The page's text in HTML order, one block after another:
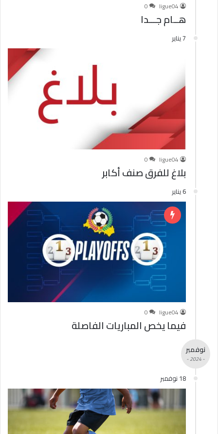
ligue04
0
هــام جـــدا
7 يناير
ligue04
0
بلاغ للفرق صنف أكابر
6 يناير
ligue04
0
فيما يخص المباريات الفاصلة
نوفمبر
- 2024 -
18 نوفمبر